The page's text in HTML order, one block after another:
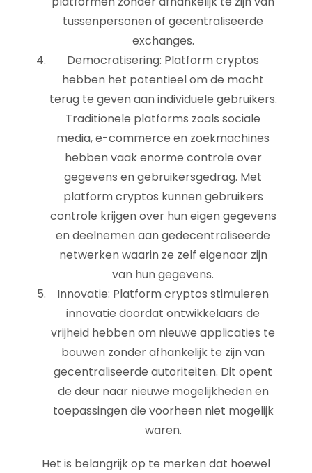
tussenpersonen of gecentraliseerde
exchanges.
Democratisering: Platform cryptos
hebben het potentieel om de macht
terug te geven aan individuele gebruikers.
Traditionele platforms zoals sociale
media, e-commerce en zoekmachines
hebben vaak enorme controle over
gegevens en gebruikersgedrag. Met
platform cryptos kunnen gebruikers
controle krijgen over hun eigen gegevens
en deelnemen aan gedecentraliseerde
netwerken waarin ze zelf eigenaar zijn
van hun gegevens.
Innovatie: Platform cryptos stimuleren
innovatie doordat ontwikkelaars de
vrijheid hebben om nieuwe applicaties te
bouwen zonder afhankelijk te zijn van
gecentraliseerde autoriteiten. Dit opent
de deur naar nieuwe mogelijkheden en
toepassingen die voorheen niet mogelijk
waren.
Het is belangrijk op te merken dat hoewel